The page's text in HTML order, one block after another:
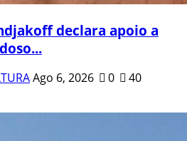
declara apoio a
Ago 6, 2026 0 40